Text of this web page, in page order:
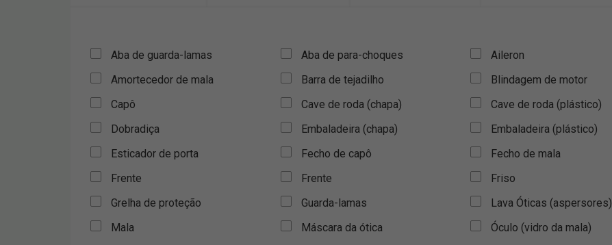
Aba de guarda-lamas Aba de para-choques Aileron
Amortecedor de mala
Barra de tejadilho Blindagem de motor
Capô
Cave de roda (chapa) Cave de roda (plástico)
Dobradiça
Embaladeira (chapa) Embaladeira (plástico)
Esticador de porta
Fecho de capô Fecho de mala
Frente
Frente Friso
Grelha de proteção
Guarda-lamas Lava Óticas (aspersores)
Mala
Máscara da ótica Óculo (vidro da mala)